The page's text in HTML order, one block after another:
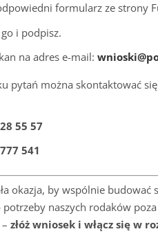
formularz ze strony
i podpisz.
na adres e-mail:
pytań można skontaktować
55 57
541
okazja, by wspólnie
potrzeby naszych rodaków
–złóż wniosek i włącz się w